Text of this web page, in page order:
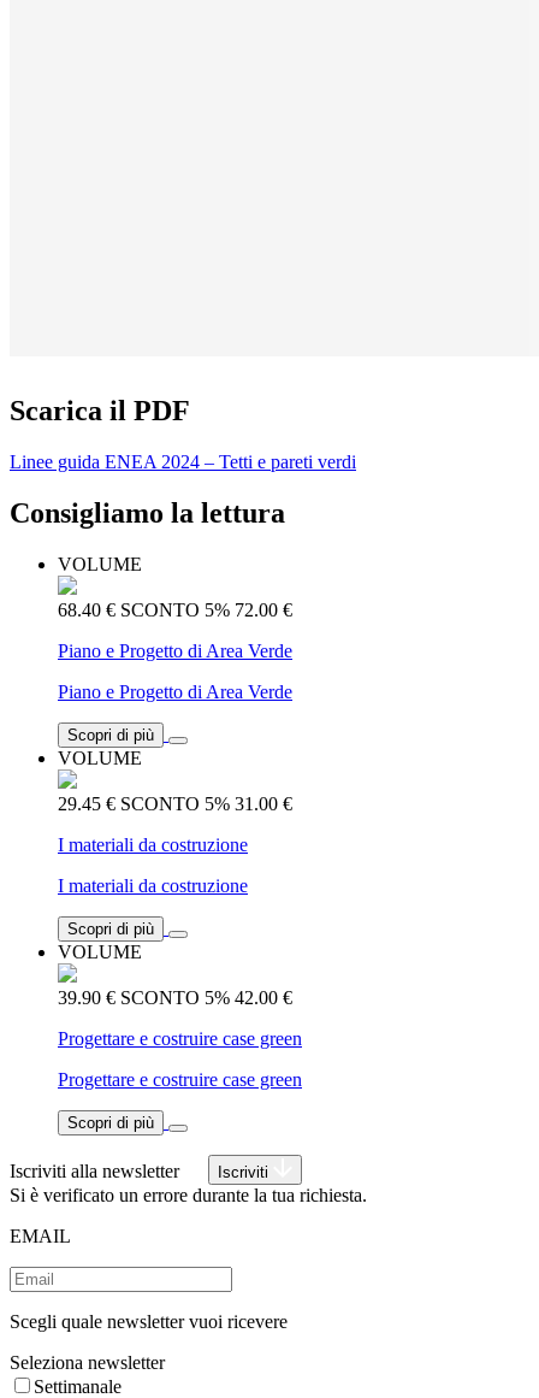
Scarica il PDF
Linee guida ENEA 2024 – Tetti e pareti verdi
Consigliamo la lettura
VOLUME
68.40 € SCONTO 5% 72.00 €
Piano e Progetto di Area Verde
Piano e Progetto di Area Verde
Scopri di più
VOLUME
29.45 € SCONTO 5% 31.00 €
I materiali da costruzione
I materiali da costruzione
Scopri di più
VOLUME
39.90 € SCONTO 5% 42.00 €
Progettare e costruire case green
Progettare e costruire case green
Scopri di più
Iscriviti alla newsletter Iscriviti
Si è verificato un errore durante la tua richiesta.
EMAIL
Scegli quale newsletter vuoi ricevere
Seleziona newsletter
Settimanale